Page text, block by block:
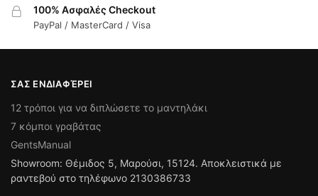
100% Ασφαλές Checkout
PayPal / MasterCard / Visa
ΣΑΣ ΕΝΔΙΑΦΈΡΕΙ
12 τρόποι για να διπλώσετε το μαντηλάκι
7 κόμποι γραβάτας
GentsManual
Showroom: Θέμιδος 5, Μαρούσι, 15124. Αποκλειστικά με
ραντεβού στο τηλέφωνο 2130386733